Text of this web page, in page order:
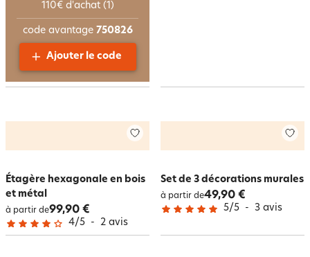
Étagère hexagonale en bois
et métal
à partir de99,90 €
4/5 - 2 avis
Set de 3 décorations murales
à partir de49,90 €
5/5 - 3 avis
110€ d'achat (1)
code avantage 750826
Ajouter le code